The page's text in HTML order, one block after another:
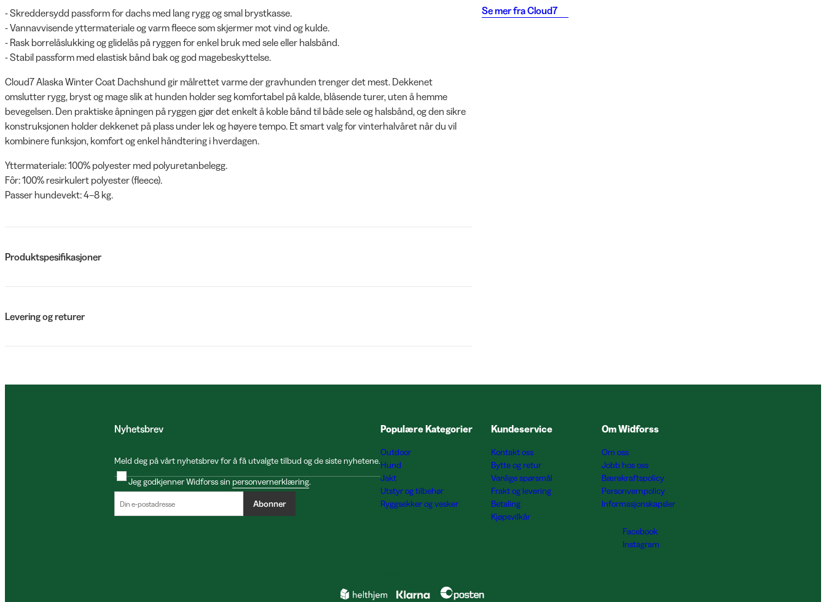
- Skreddersydd passform for dachs med lang rygg og smal brystkasse.
- Vannavvisende yttermateriale og varm fleece som skjermer mot vind og kulde.
- Rask borrelåslukking og glidelås på ryggen for enkel bruk med sele eller halsbånd.
- Stabil passform med elastisk bånd bak og god magebeskyttelse.
Cloud7 Alaska Winter Coat Dachshund gir målrettet varme der gravhunden trenger det mest. Dekkenet
omslutter rygg, bryst og mage slik at hunden holder seg komfortabel på kalde, blåsende turer, uten å hemme
bevegelsen. Den praktiske åpningen på ryggen gjør det enkelt å koble bånd til både sele og halsbånd, og den sikre
konstruksjonen holder dekkenet på plass under lek og høyere tempo. Et smart valg for vinterhalvåret når du vil
kombinere funksjon, komfort og enkel håndtering i hverdagen.
Yttermateriale: 100% polyester med polyuretanbelegg.
Fôr: 100% resirkulert polyester (fleece).
Passer hundevekt: 4–8 kg.
Produktspesifikasjoner
Levering og returer
Se mer fraCloud7
Nyhetsbrev
Meld deg på vårt nyhetsbrev for å få utvalgte tilbud og de siste nyhetene.
Jeg godkjenner Widforss sin personvernerklæring.
Abonner
Populære Kategorier
Outdoor
Hund
Jakt
Utstyr og tilbehør
Ryggsekker og vesker
Kundeservice
Kontakt oss
Bytte og retur
Vanlige spørsmål
Frakt og levering
Betaling
Kjøpsvilkår
Om Widforss
Om oss
Jobb hos oss
Bærekraftspolicy
Personvernpolicy
Informasjonskapsler
Facebook
Instagram